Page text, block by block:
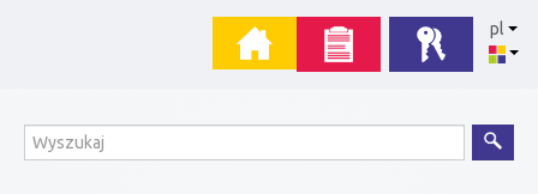
pl
Wyszukiwanie